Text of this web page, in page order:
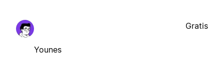
Younes
Gratis